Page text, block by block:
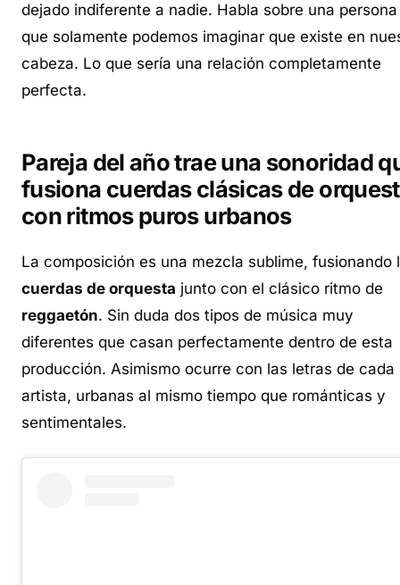
dejado indiferente a nadie. Habla sobre una persona
que solamente podemos imaginar que existe en
cabeza. Lo que sería una relación completamente
perfecta.
Pareja del año trae una sonoridad
fusiona cuerdas clásicas de
con ritmos puros urbanos
La composición es una mezcla sublime, fusionando
cuerdas de orquesta junto con el clásico ritmo de
reggaetón. Sin duda dos tipos de música muy
diferentes que casan perfectamente dentro de esta
producción. Asimismo ocurre con las letras de cada
artista, urbanas al mismo tiempo que románticas y
sentimentales.